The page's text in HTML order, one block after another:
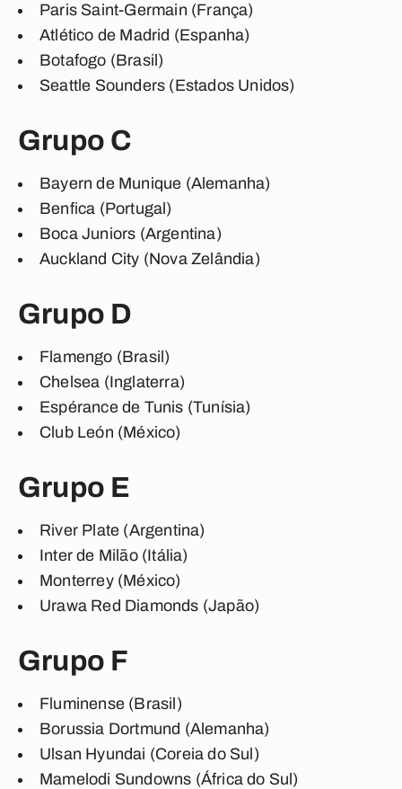
Paris Saint-Germain (França)
Atlético de Madrid (Espanha)
Botafogo (Brasil)
Seattle Sounders (Estados Unidos)
Grupo C
Bayern de Munique (Alemanha)
Benfica (Portugal)
Boca Juniors (Argentina)
Auckland City (Nova Zelândia)
Grupo D
Flamengo (Brasil)
Chelsea (Inglaterra)
Espérance de Tunis (Tunísia)
Club León (México)
Grupo E
River Plate (Argentina)
Inter de Milão (Itália)
Monterrey (México)
Urawa Red Diamonds (Japão)
Grupo F
Fluminense (Brasil)
Borussia Dortmund (Alemanha)
Ulsan Hyundai (Coreia do Sul)
Mamelodi Sundowns (África do Sul)